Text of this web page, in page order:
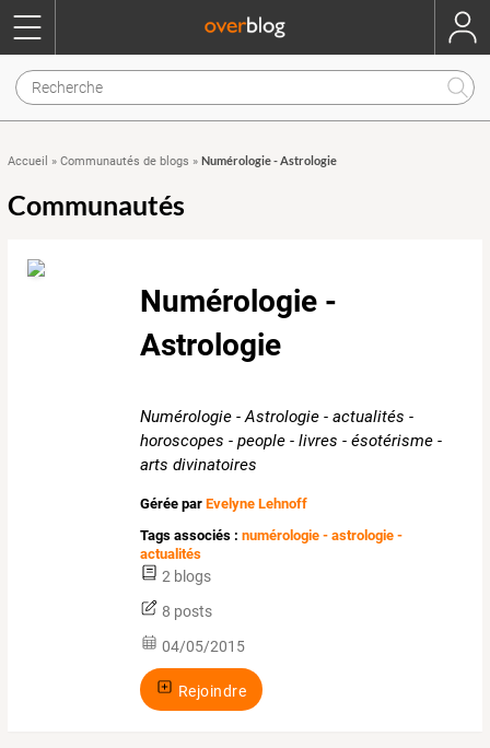
Accueil » Communautés de blogs » Numérologie - Astrologie
Communautés
Numérologie -
Astrologie
Numérologie - Astrologie - actualités -
horoscopes - people - livres - ésotérisme -
arts divinatoires
Gérée parEvelyne Lehnoff
Tags associés : numérologie - astrologie -
actualités
2 blogs
8 posts
04/05/2015
Rejoindre